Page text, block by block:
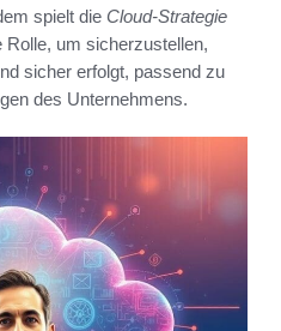
spielt die Cloud-Strategie
Rolle, um sicherzustellen,
sicher erfolgt, passend zu
des Unternehmens.